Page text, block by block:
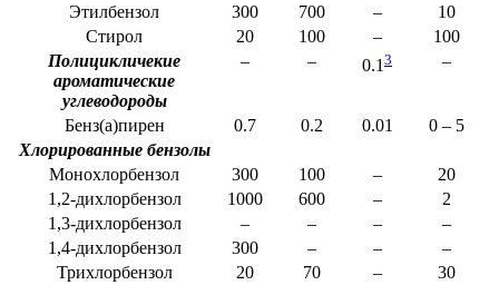
Этилбензол
300 700 –
10
Стирол
20 100 –
100
Полицикличекие
ароматические
углеводороды
– – 0.1 3 –
Бенз(a)пирен 0.7 0.2 0.01
0 – 5
Хлорированные бензолы
Монохлорбензол
300 100 –
20
1,2-дихлорбензол
1000 600 –
2
1,3-дихлорбензол
– – –
–
1,4-дихлорбензол
300 – –
–
Трихлорбензол
20 70 –
30